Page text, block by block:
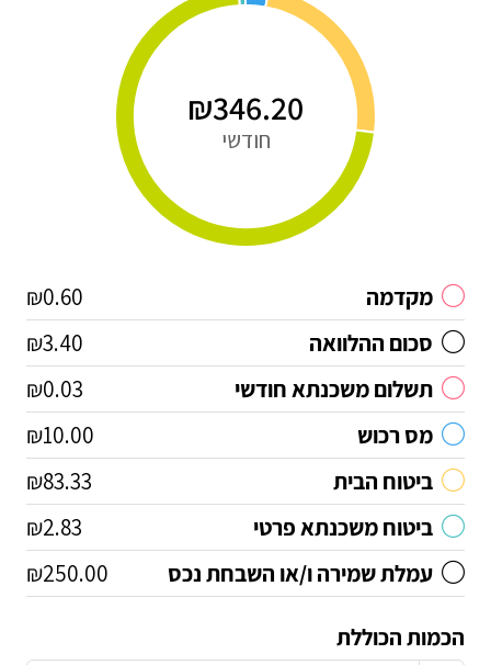
₪346.20
חודשי
מקדמה
₪0.60
סכום ההלוואה
₪3.40
תשלום משכנתא חודשי
₪0.03
מס רכוש
₪10.00
ביטוח הבית
₪83.33
ביטוח משכנתא פרטי
₪2.83
עמלת שמירה ו/או השבחת נכס
₪250.00
הכמות הכוללת